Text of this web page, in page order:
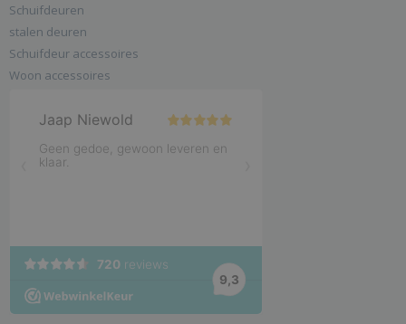
Schuifdeuren
stalen deuren
Schuifdeur accessoires
Woon accessoires